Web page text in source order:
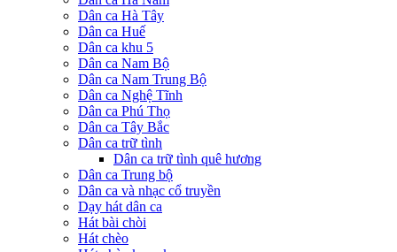
Dân ca Hà Tây
Dân ca Huế
Dân ca khu 5
Dân ca Nam Bộ
Dân ca Nam Trung Bộ
Dân ca Nghệ Tĩnh
Dân ca Phú Thọ
Dân ca Tây Bắc
Dân ca trữ tình
Dân ca trữ tình quê hương
Dân ca Trung bộ
Dân ca và nhạc cổ truyền
Dạy hát dân ca
Hát bài chòi
Hát chèo